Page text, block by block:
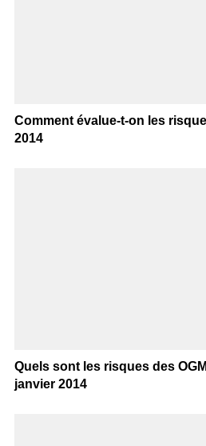
Comment évalue-t-on les
2014
Quels sont les risques des
janvier 2014